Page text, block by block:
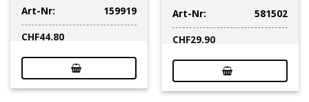
Art-Nr:
159919
CHF44.80
Art-Nr:
581502
CHF29.90